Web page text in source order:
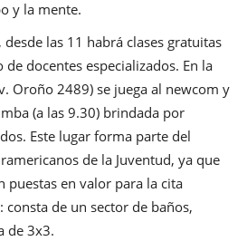
y la mente.
las 11 habrá clases gratuitas
de docentes especializados. En la
Oroño 2489) se juega al newcom y
(a las 9.30) brindada por
Este lugar forma parte del
de la Juventud, ya que
puestas en valor para la cita
de un sector de baños,
de 3x3.